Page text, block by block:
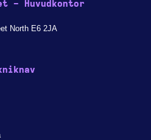
- Huvudkontor
North E6 2JA